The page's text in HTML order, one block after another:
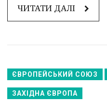
ЧИТАТИ ДАЛІ
ЄВРОПЕЙСЬКИЙ СОЮЗ
ЗАХІДНА ЄВРОПА